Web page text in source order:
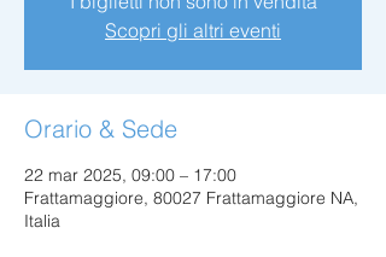
Scopri gli altri eventi
Orario & Sede
22 mar 2025, 09:00 – 17:00
Frattamaggiore, 80027 Frattamaggiore NA,
Italia